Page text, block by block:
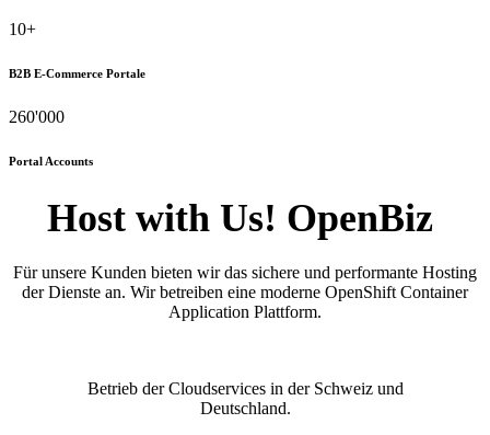
10+
B2B E-Commerce Portale
260'000
Portal Accounts
Host with Us! OpenBiz
Für unsere Kunden bieten wir das sichere und performante Hosting
der Dienste an. Wir betreiben eine moderne OpenShift Container
Application Plattform.
Betrieb der Cloudservices in der Schweiz und
Deutschland.